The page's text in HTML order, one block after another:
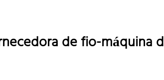
de fio-máquina